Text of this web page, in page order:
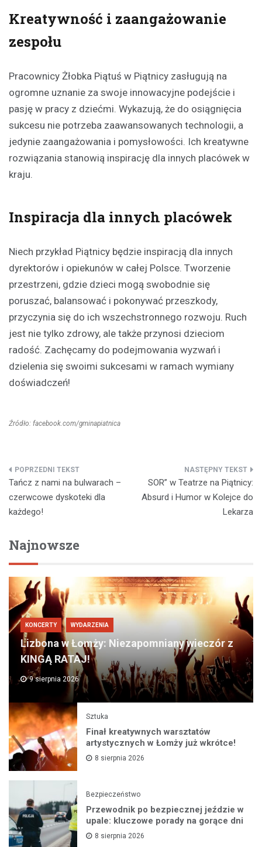
Kreatywność i zaangażowanie
zespołu
Pracownicy Żłobka Piątuś w Piątnicy zasługują na
ogromne uznanie za swoje innowacyjne podejście i
pasję w pracy z dziećmi. Wykazują, że do osiągnięcia
sukcesu nie potrzeba zaawansowanych technologii, a
jedynie zaangażowania i pomysłowości. Ich kreatywne
rozwiązania stanowią inspirację dla innych placówek w
kraju.
Inspiracja dla innych placówek
Niech przykład Piątnicy będzie inspiracją dla innych
dyrektorów i opiekunów w całej Polsce. Tworzenie
przestrzeni, gdzie dzieci mogą swobodnie się
poruszać, balansować i pokonywać przeszkody,
przyczynia się do ich wszechstronnego rozwoju. Ruch
jest nie tylko zdrowy, ale także przynosi dzieciom
radość. Zachęcamy do podejmowania wyzwań i
dzielenia się swoimi sukcesami w ramach wymiany
doświadczeń!
Źródło: facebook.com/gminapiatnica
Nawigacja
wpisu
Tańcz z nami na bulwarach –
czerwcowe dyskoteki dla
każdego!
SOR” w Teatrze na Piątnicy:
Absurd i Humor w Kolejce do
Lekarza
Najnowsze
KONCERTY WYDARZENIA
Lizbona w Łomży: Niezapomniany wieczór z
KINGĄ RATAJ!
9 sierpnia 2026
Sztuka
Finał kreatywnych warsztatów
artystycznych w Łomży już wkrótce!
8 sierpnia 2026
Bezpieczeństwo
Przewodnik po bezpiecznej jeździe w
upale: kluczowe porady na gorące dni
8 sierpnia 2026